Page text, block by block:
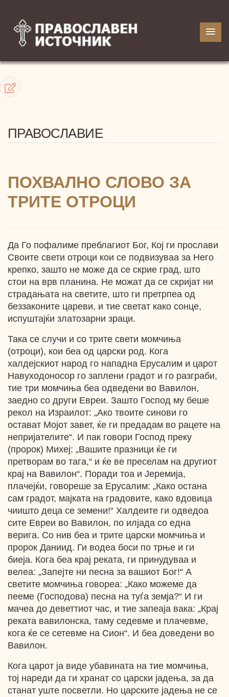
ПРАВОСЛАВИЕ
ПОХВАЛНО СЛОВО ЗА
ТРИТЕ ОТРОЦИ
Да Го пофалиме преблагиот Бог, Кој ги прослави
Своите свети отроци кои се подвизуваа за Него
крепко, зашто не може да се скрие град, што
стои на врв планина. Не можат да се скријат ни
страдањата на светите, што ги претрпеа од
беззаконите цареви, и тие светат како сонце,
испуштајќи златозарни зраци.
Така се случи и со трите свети момчиња
(отроци), кои беа од царски род. Кога
халдејскиот народ го нападна Ерусалим и царот
Навуходоносор го заплени градот и го разграби,
тие три момчиња беа одведени во Вавилон,
заедно со други Евреи. Зашто Господ му беше
рекол на Израилот: „Ако твоите синови го
остават Мојот завет, ќе ги предадам во рацете на
непријателите“. И пак говори Господ преку
(пророк) Михеј: „Вашите празници ќе ги
претворам во тага,“ и ќе ве преселам на другиот
крај на Вавилон“. Поради тоа и Јеремија,
плачејќи, говореше за Ерусалим: „Како остана
сам градот, мајката на градовите, како вдовица
чиишто деца се земени!“ Халдеите ги одведоа
сите Евреи во Вавилон, по илјада со една
верига. Со нив беа и трите царски момчиња и
пророк Даниид. Ги водеа боси по трње и ги
биеја. Кога беа крај реката, ги принудуваа и
велеа: „Запејте ни песна за вашиот Бог!“ А
светите момчиња говореа: „Како можеме да
пееме (Господова) песна на туѓа земја?“ И ги
мачеа до деветтиот час, и тие запеаја вака: „Крај
реката вавилонска, таму седевме и плачевме,
кога ќе се сетевме на Сион“. И беа доведени во
Вавилон.
Кога царот ја виде убавината на тие момчиња,
тој нареди да ги хранат со царски јадења, за да
станат уште посветли. Но царските јадења не се